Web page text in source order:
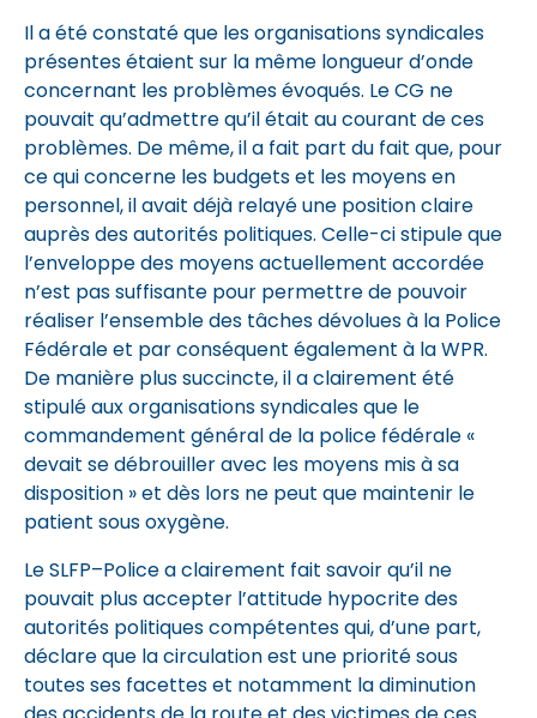
Il a été constaté que les organisations syndicales
présentes étaient sur la même longueur d’onde
concernant les problèmes évoqués. Le CG ne
pouvait qu’admettre qu’il était au courant de ces
problèmes. De même, il a fait part du fait que, pour
ce qui concerne les budgets et les moyens en
personnel, il avait déjà relayé une position claire
auprès des autorités politiques. Celle-ci stipule que
l’enveloppe des moyens actuellement accordée
n’est pas suffisante pour permettre de pouvoir
réaliser l’ensemble des tâches dévolues à la Police
Fédérale et par conséquent également à la WPR.
De manière plus succincte, il a clairement été
stipulé aux organisations syndicales que le
commandement général de la police fédérale «
devait se débrouiller avec les moyens mis à sa
disposition » et dès lors ne peut que maintenir le
patient sous oxygène.
Le SLFP–Police a clairement fait savoir qu’il ne
pouvait plus accepter l’attitude hypocrite des
autorités politiques compétentes qui, d’une part,
déclare que la circulation est une priorité sous
toutes ses facettes et notamment la diminution